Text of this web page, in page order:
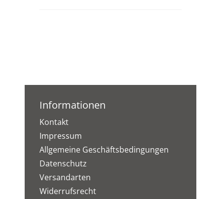
Informationen
Kontakt
Impressum
Allgemeine Geschäftsbedingungen
Datenschutz
Versandarten
Widerrufsrecht